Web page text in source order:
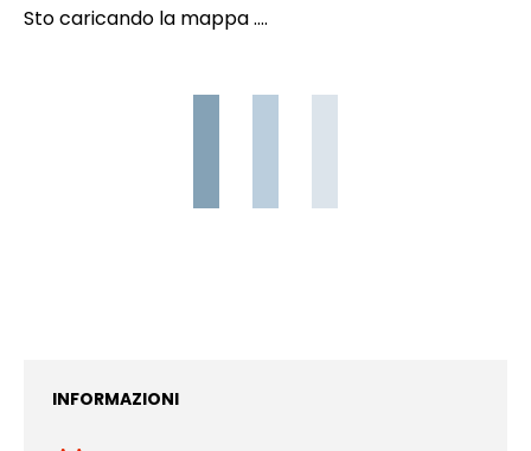
Sto caricando la mappa ....
INFORMAZIONI